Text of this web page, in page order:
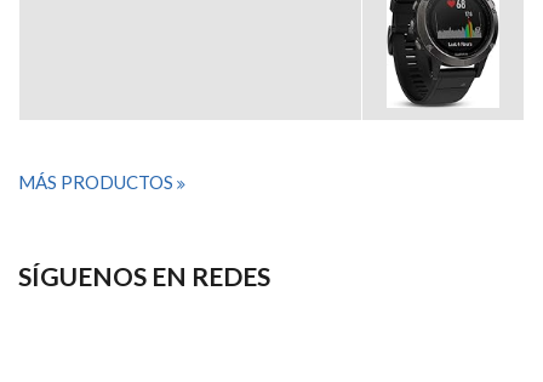
MÁS PRODUCTOS
SÍGUENOS EN REDES